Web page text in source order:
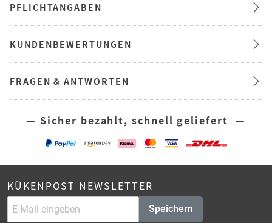
PFLICHTANGABEN
KUNDENBEWERTUNGEN
FRAGEN & ANTWORTEN
— Sicher bezahlt, schnell geliefert —
KÜKENPOST NEWSLETTER
Speichern